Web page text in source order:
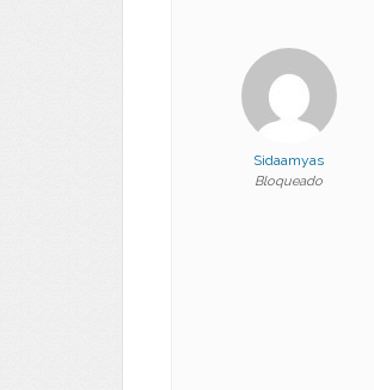
Sidaamyas
Bloqueado